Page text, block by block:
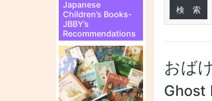
Japanese
Children’s Books-
JBBY’s
Recommendations
おば
Ghost